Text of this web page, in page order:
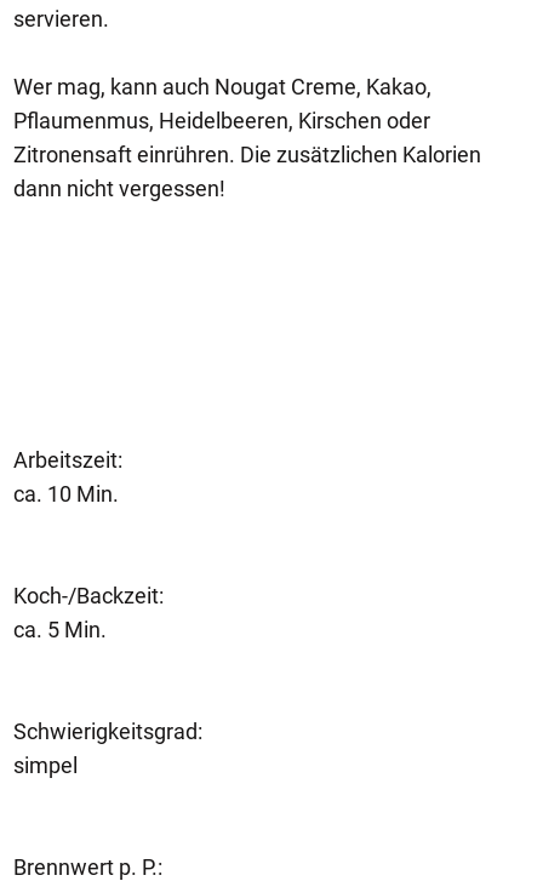
servieren.
Wer mag, kann auch Nougat Creme, Kakao,
Pflaumenmus, Heidelbeeren, Kirschen oder
Zitronensaft einrühren. Die zusätzlichen Kalorien
dann nicht vergessen!
Arbeitszeit:
ca. 10 Min.
Koch-/Backzeit:
ca. 5 Min.
Schwierigkeitsgrad:
simpel
Brennwert p. P.: